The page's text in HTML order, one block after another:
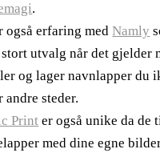
.
også erfaring medNamly
utvalg når det gjelder
og lager navnlapper du
andre steder.
Print er også unike da de
med dine egne